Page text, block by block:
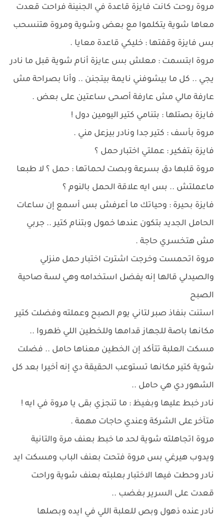
مروة روحت كانت فايزة قاعدة في الجنينة فراحت قعدت
معاها شوية يتكلموا مع بعض وشوية ومروة هتنسحب
بس فايزة وقفتها : خليكي قاعدة معايا .
مروة ابتسمت : معلش بس عايزة أنام شوية قبل ما نادر
يجي .. كل ما بيشوفني نايمة بيتجنن .. وأنا بصراحة مش
عارفة مالي مش عارفة أصحى ساعتين على بعض .
فايزة بصتلها : بتنامي كتير اليومين دول !
مروة بأسف : كتير جدا ونادر بيزعل مني .
فايزة بتفكير : عملتي اختبار حمل ؟
مروة قلبها دق بسرعة وبصت لحماتها : حمل ؟ لا طبعا
ماعملتش .. بس ايه علاقة الحمل بالنوم ؟
فايزة بحيرة : وحياتك ما أعرفش بس أسمع إن ساعات
الحامل الجديد بتكون عندها خمول وبتنام كتير .. جربي
مش هتخسري حاجة .
مروة اتحمست وخرجت اشترت اختبار حمل منزلي
والصيدلي قالها إنه يفضل استخدامه وهي لسة صاحية
الصبح
استنت بنفاذ صبر لتاني يوم الصبح وعملته وفضلت كتير
مكانها باصة للجهاز قدامها وللخطين اللي ظهروا ..
مسكت العلبة تتأكد إن الخطين معناها حامل .. فضلت
شوية كتير مكانها تستوعب الحقيقة دي إنه أخيرا بعد كل
الشهور دي هي حامل ..
نادر خبط عليها وبغيظ : ما تنجزي بقى يا مروة في ايه !
متآخر على الشركة وعندي حاجات مهمة .
مروة اتجاهلته شوية لحد ما خبط بعنف مرة والتانية
ويدوب هيرغي بس مروة فتحت بعنف الباب ومسكت ايد
نادر وحطت فيها الاختبار بعلبته بعنف شوية وراحت
قعدت على السرير بغضب ..
نادر عنده ذهول وبص للعلبة اللي في ايده وبصلها